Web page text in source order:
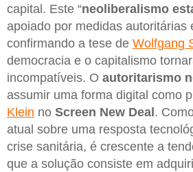
capital. Este “neoliberalismo
apoiado por medidas autoritárias
confirmando a tese de Wolfgang
democracia e o capitalismo
incompatíveis. O autoritarismo
assumir uma forma digital como
Klein no Screen New Deal .
atual sobre uma resposta
crise sanitária, é crescente a
que a solução consiste em